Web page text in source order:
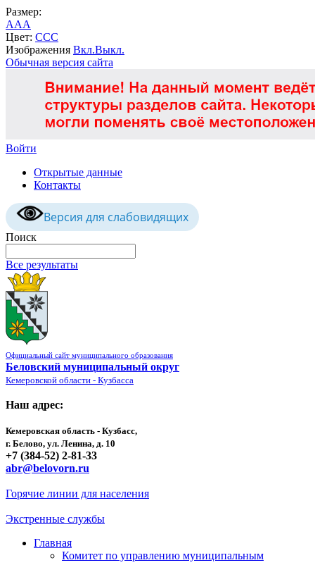
Размер:
AAA
Цвет: CCC
Изображения Вкл.Выкл.
Обычная версия сайта
Войти
Открытые данные
Контакты
Версия для слабовидящих
Поиск
Все результаты
Официальный сайт муниципального образования
Беловский муниципальный округ
Кемеровской области - Кузбасса
Наш адрес:
Кемеровская область - Кузбасс,
г. Белово, ул. Ленина, д. 10
+7 (384-52) 2-81-33
abr@belovorn.ru
Горячие линии для населения
Экстренные службы
Главная
Комитет по управлению муниципальным